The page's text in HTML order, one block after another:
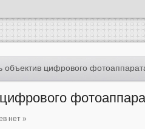
объектив цифрового
нет »